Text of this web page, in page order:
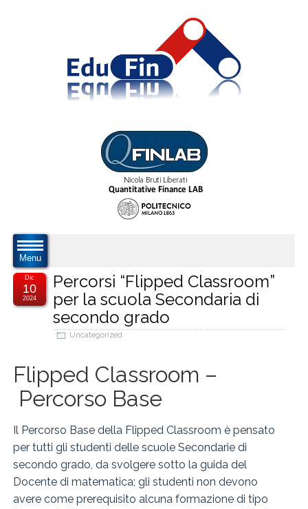
Menu
Percorsi “Flipped Classroom”
per la scuola Secondaria di
secondo grado
Uncategorized
Dic
10
2024
Flipped Classroom –
Percorso Base
Il Percorso Base della Flipped Classroom è pensato
per tutti gli studenti delle scuole Secondarie di
secondo grado, da svolgere sotto la guida del
Docente di matematica; gli studenti non devono
avere come prerequisito alcuna formazione di tipo